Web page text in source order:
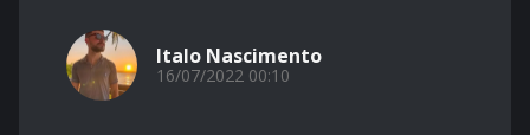
Italo Nascimento
16/07/2022 00:10